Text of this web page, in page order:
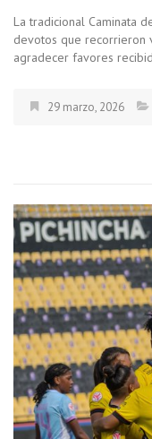
La tradicional Caminata
devotos que recorrieron
agradecer favores
29 marzo, 2026